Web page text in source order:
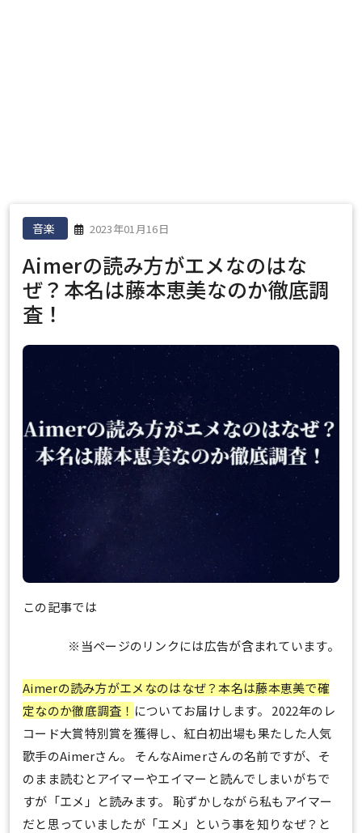
音楽 2023年01月16日
Aimerの読み方がエメなのはな
ぜ？本名は藤本恵美なのか徹底調
査！
この記事では
※当ページのリンクには広告が含まれています。
Aimerの読み方がエメなのはなぜ？本名は藤本恵美で確
定なのか徹底調査！ についてお届けします。 2022年のレ
コード大賞特別賞を獲得し、紅白初出場も果たした人気
歌手のAimerさん。 そんなAimerさんの名前ですが、そ
のまま読むとアイマーやエイマーと読んでしまいがちで
すが「エメ」と読みます。 恥ずかしながら私もアイマー
だと思っていましたが「エメ」という事を知りなぜ？と